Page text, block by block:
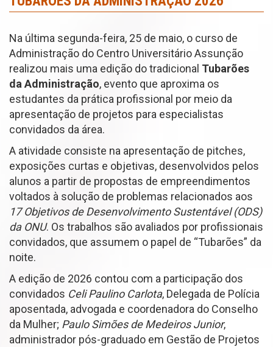
Na última segunda-feira, 25 de maio, o curso de
Administração do Centro Universitário Assunção
realizou mais uma edição do tradicional Tubarões
da Administração, evento que aproxima os
estudantes da prática profissional por meio da
apresentação de projetos para especialistas
convidados da área.
A atividade consiste na apresentação de pitches,
exposições curtas e objetivas, desenvolvidos pelos
alunos a partir de propostas de empreendimentos
voltados à solução de problemas relacionados aos
17 Objetivos de Desenvolvimento Sustentável (ODS)
da ONU. Os trabalhos são avaliados por profissionais
convidados, que assumem o papel de “Tubarões” da
noite.
A edição de 2026 contou com a participação dos
convidados Celi Paulino Carlota, Delegada de Polícia
aposentada, advogada e coordenadora do Conselho
da Mulher; Paulo Simões de Medeiros Junior,
administrador pós-graduado em Gestão de Projetos